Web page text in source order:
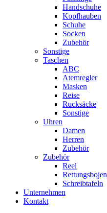
Handschuhe
Kopfhauben
Schuhe
Socken
Zubehör
Sonstige
Taschen
ABC
Atemregler
Masken
Reise
Rucksäcke
Sonstige
Uhren
Damen
Herren
Zubehör
Zubehör
Reel
Rettungsbojen
Schreibtafeln
Unternehmen
Kontakt